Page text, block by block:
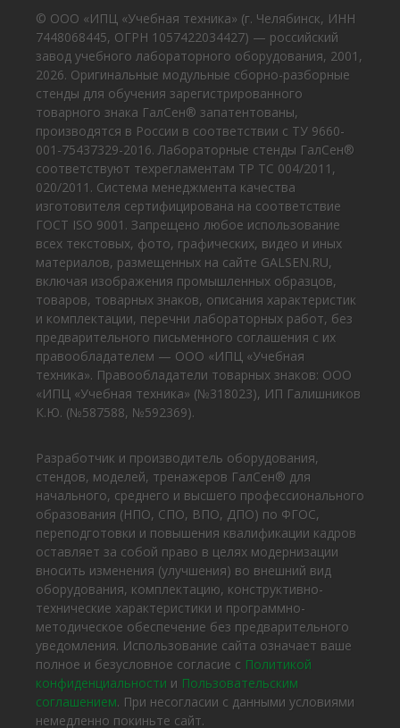
© ООО «ИПЦ «Учебная техника» (г. Челябинск, ИНН
7448068445, ОГРН 1057422034427) — российский
завод учебного лабораторного оборудования, 2001,
2026. Оригинальные модульные сборно-разборные
стенды для обучения зарегистрированного
товарного знака ГалСен® запатентованы,
производятся в России в соответствии с ТУ 9660-
001-75437329-2016. Лабораторные стенды ГалСен®
соответствуют техрегламентам ТР ТС 004/2011,
020/2011. Система менеджмента качества
изготовителя сертифицирована на соответствие
ГОСТ ISO 9001. Запрещено любое использование
всех текстовых, фото, графических, видео и иных
материалов, размещенных на сайте GALSEN.RU,
включая изображения промышленных образцов,
товаров, товарных знаков, описания характеристик
и комплектации, перечни лабораторных работ, без
предварительного письменного соглашения с их
правообладателем — ООО «ИПЦ «Учебная
техника». Правообладатели товарных знаков: ООО
«ИПЦ «Учебная техника» (№318023), ИП Галишников
К.Ю. (№587588, №592369).
Разработчик и производитель оборудования,
стендов, моделей, тренажеров ГалСен® для
начального, среднего и высшего профессионального
образования (НПО, СПО, ВПО, ДПО) по ФГОС,
переподготовки и повышения квалификации кадров
оставляет за собой право в целях модернизации
вносить изменения (улучшения) во внешний вид
оборудования, комплектацию, конструктивно-
технические характеристики и программно-
методическое обеспечение без предварительного
уведомления. Использование сайта означает ваше
полное и безусловное согласие с Политикой
конфиденциальности и Пользовательским
соглашением. При несогласии с данными условиями
немедленно покиньте сайт.